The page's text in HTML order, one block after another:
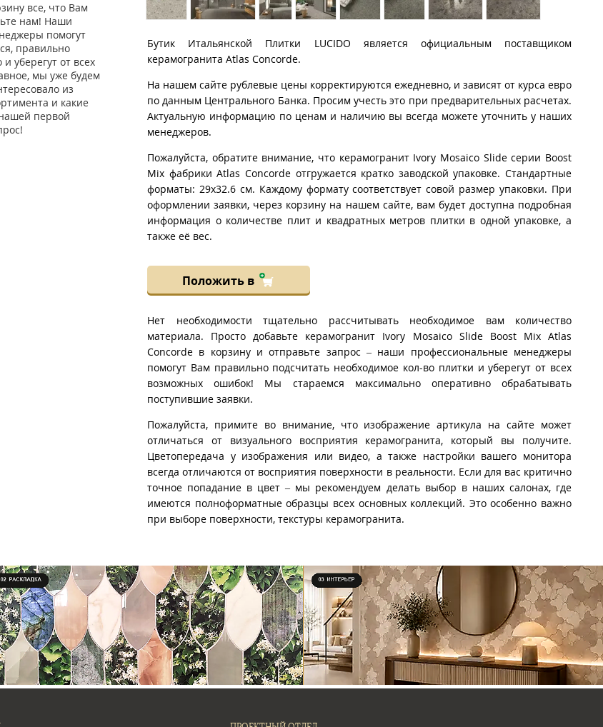
все, что Вам
нам! Наши
помогут
правильно
уберегут от всех
мы уже будем
из
и какие
первой
Бутик Итальянской Плитки LUCIDO является официальным поставщиком
керамогранита Atlas Concorde.
На нашем сайте рублевые цены корректируются ежедневно, и зависят от курса евро
по данным Центрального Банка. Просим учесть это при предварительных расчетах.
Актуальную информацию по ценам и наличию вы всегда можете уточнить у наших
менеджеров.
Пожалуйста, обратите внимание, что керамогранит Ivory Mosaico Slide серии Boost
Mix фабрики Atlas Concorde отгружается кратко заводской упаковке. Стандартные
форматы: 29x32.6 см. Каждому формату соответствует совой размер упаковки. При
оформлении заявки, через корзину на нашем сайте, вам будет доступна подробная
информация о количестве плит и квадратных метров плитки в одной упаковке, а
также её вес.
Положить в
Нет необходимости тщательно рассчитывать необходимое вам количество
материала. Просто добавьте керамогранит Ivory Mosaico Slide Boost Mix Atlas
Concorde в корзину и отправьте запрос – наши профессиональные менеджеры
помогут Вам правильно подсчитать необходимое кол-во плитки и уберегут от всех
возможных ошибок! Мы стараемся максимально оперативно обрабатывать
поступившие заявки.
Пожалуйста, примите во внимание, что изображение артикула на сайте может
отличаться от визуального восприятия керамогранита, который вы получите.
Цветопередача у изображения или видео, а также настройки вашего монитора
всегда отличаются от восприятия поверхности в реальности. Если для вас критично
точное попадание в цвет – мы рекомендуем делать выбор в наших салонах, где
имеются полноформатные образцы всех основных коллекций. Это особенно важно
при выборе поверхности, текстуры керамогранита.